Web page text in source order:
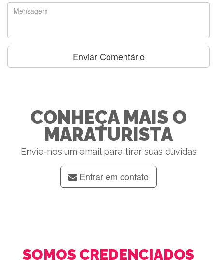
CONHEÇA MAIS O
MARATURISTA
Envie-nos um email para tirar suas dúvidas
Entrar em contato
SOMOS CREDENCIADOS